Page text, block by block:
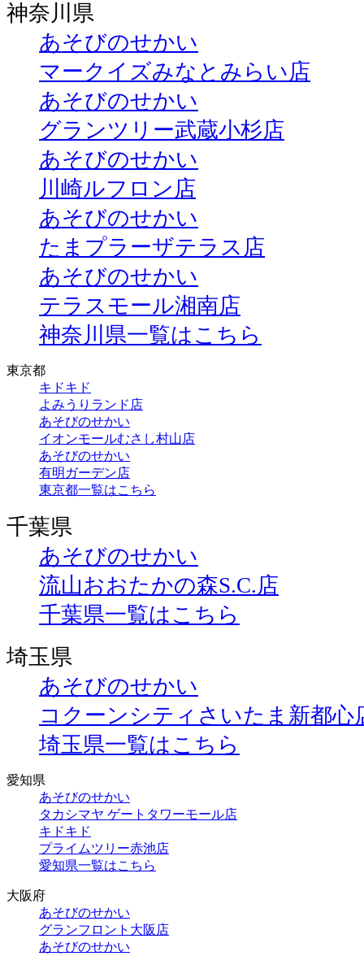
神奈川県
あそびのせかい
マークイズみなとみらい店
あそびのせかい
グランツリー武蔵小杉店
あそびのせかい
川崎ルフロン店
あそびのせかい
たまプラーザテラス店
あそびのせかい
テラスモール湘南店
神奈川県一覧はこちら
東京都
キドキド
よみうりランド店
あそびのせかい
イオンモールむさし村山店
あそびのせかい
有明ガーデン店
東京都一覧はこちら
千葉県
あそびのせかい
流山おおたかの森S.C.店
千葉県一覧はこちら
埼玉県
あそびのせかい
コクーンシティさいたま新都心
埼玉県一覧はこちら
愛知県
あそびのせかい
タカシマヤ ゲートタワーモール店
キドキド
プライムツリー赤池店
愛知県一覧はこちら
大阪府
あそびのせかい
グランフロント大阪店
あそびのせかい